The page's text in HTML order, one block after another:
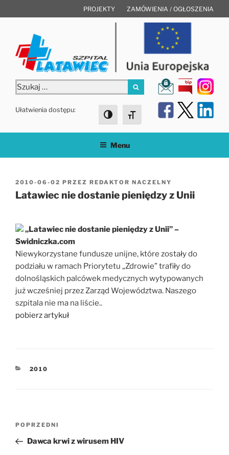
do
PROJEKTY ZAMÓWIENIA / OGŁOSZENIA
Szukaj:
Szukaj
Ułatwienia dostępu:
Toggle High Contrast
Toggle Font size
Menu
OPUBLIKOWANE
W
2010-06-02 PRZEZ REDAKTOR NACZELNY
Latawiec nie dostanie pieniędzy z Unii
„Latawiec nie dostanie pieniędzy z Unii” –
Swidniczka.com
Niewykorzystane fundusze unijne, które zostały do
podziału w ramach Priorytetu „Zdrowie” trafiły do
dolnośląskich palcówek medycznych wytypowanych
już wcześniej przez Zarząd Województwa. Naszego
szpitala nie ma na liście..
pobierz artykuł
KATEGORIE
2010
wpisu
Poprzedni
wpis
POPRZEDNI
Dawca krwi z wirusem HIV